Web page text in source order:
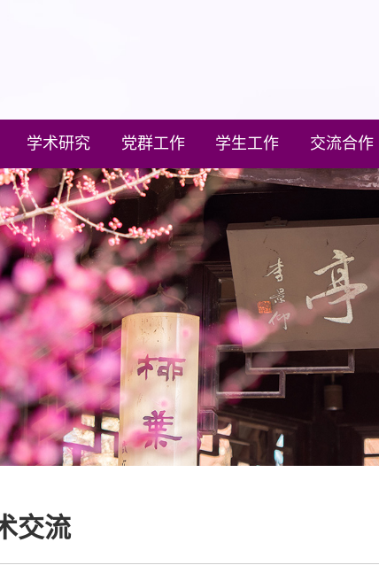
学术研究 党群工作 学生工作 交流合作
交流